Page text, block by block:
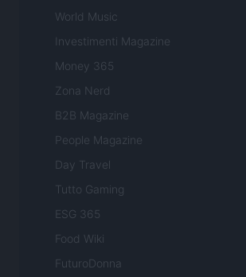
World Music
Investimenti Magazine
Money 365
Zona Nerd
B2B Magazine
People Magazine
Day Travel
Tutto Gaming
ESG 365
Food Wiki
FuturoDonna